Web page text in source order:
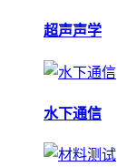
超声声学
水下通信